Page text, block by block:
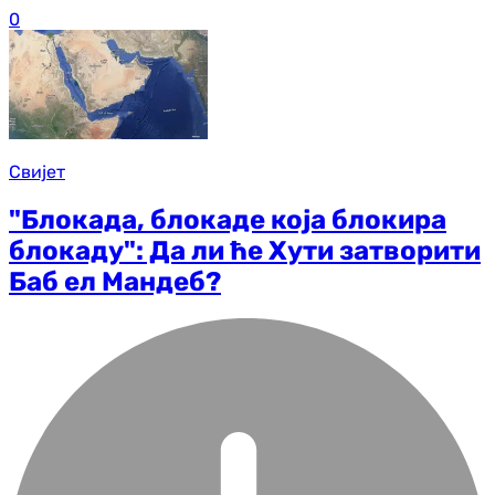
0
Свијет
"Блокада, блокаде која блокира
блокаду": Да ли ће Хути затворити
Баб ел Мандеб?